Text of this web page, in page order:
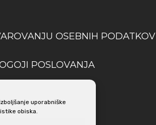
uporabniške
obiska.
OSEBNIH PODATKOV
POSLOVANJA